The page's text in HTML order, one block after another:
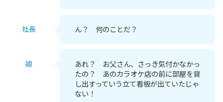
社長 ん？ 何のことだ？
娘
あれ？ お父さん、さっき気付かなかっ
たの？ あのカラオケ店の前に部屋を貸
し出すっていう立て看板が出ていたじゃ
ない！